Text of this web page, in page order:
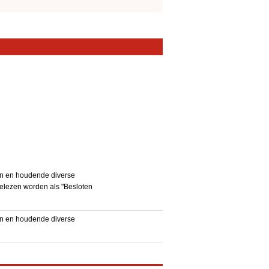
en houdende diverse
worden als "Besloten
en houdende diverse